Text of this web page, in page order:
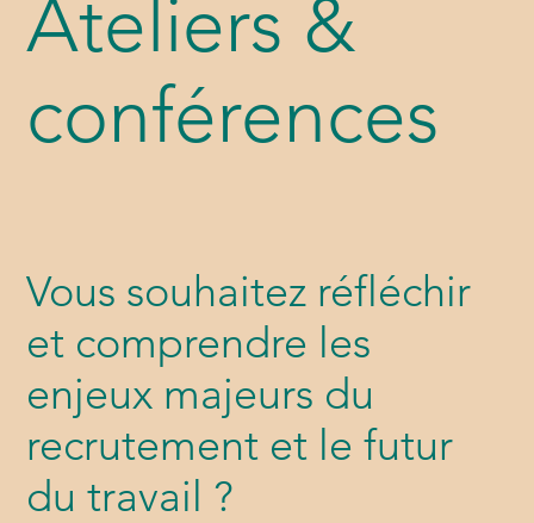
Ateliers &
conférences
Vous souhaitez réfléchir
et comprendre les
enjeux majeurs du
recrutement et le futur
du travail ?